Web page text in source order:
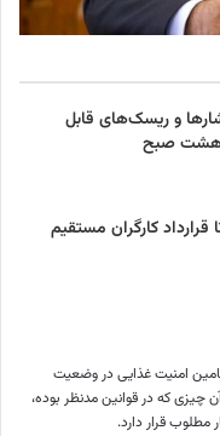
و ریسک‌های قابل
هشت صبح
کارگران مستقیم
تامین امنیت غذایی در وضعیت
چیزی که در قوانین مدنظر بوده،
قرار دارد.